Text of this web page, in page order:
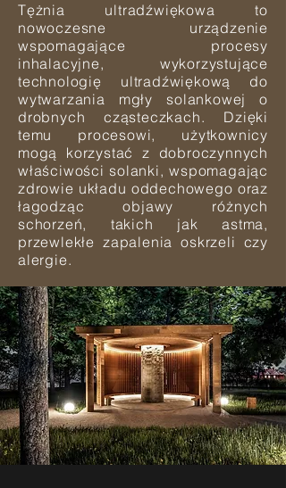
Tężnia ultradźwiękowa to
nowoczesne urządzenie
wspomagające procesy
inhalacyjne, wykorzystujące
technologię ultradźwiękową do
wytwarzania mgły solankowej o
drobnych cząsteczkach. Dzięki
temu procesowi, użytkownicy
mogą korzystać z dobroczynnych
właściwości solanki, wspomagając
zdrowie układu oddechowego oraz
łagodząc objawy różnych
schorzeń, takich jak astma,
przewlekłe zapaleniaoskrzeli czy
alergie.